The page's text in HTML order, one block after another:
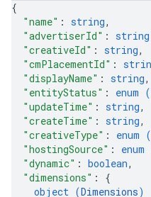
{
"name" : string,
"advertiserId" : string
"creativeId" : string,
"cmPlacementId" :
"displayName" : string,
"entityStatus" : enum (
"updateTime" : string,
"createTime" : string,
"creativeType" : enum (
"hostingSource" : enum
"dynamic" : boolean,
"dimensions" : {
object (Dimensions)